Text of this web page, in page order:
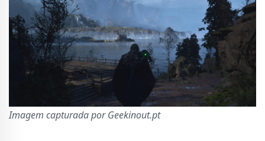
Imagem capturada por Geekinout.pt